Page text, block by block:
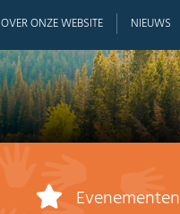
OVER ONZE WEBSITE NIEUWS
Evenementen